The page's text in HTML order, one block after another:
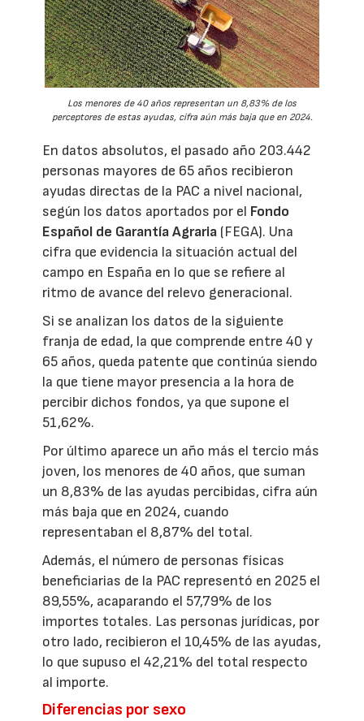
Los menores de 40 años representan un 8,83% de los
perceptores de estas ayudas, cifra aún más baja que en 2024.
En datos absolutos, el pasado año 203.442
personas mayores de 65 años recibieron
ayudas directas de la PAC a nivel nacional,
según los datos aportados por el Fondo
Español de Garantía Agraria (FEGA). Una
cifra que evidencia la situación actual del
campo en España en lo que se refiere al
ritmo de avance del relevo generacional.
Si se analizan los datos de la siguiente
franja de edad, la que comprende entre 40 y
65 años, queda patente que continúa siendo
la que tiene mayor presencia a la hora de
percibir dichos fondos, ya que supone el
51,62%.
Por último aparece un año más el tercio más
joven, los menores de 40 años, que suman
un 8,83% de las ayudas percibidas, cifra aún
más baja que en 2024, cuando
representaban el 8,87% del total.
Además, el número de personas físicas
beneficiarias de la PAC representó en 2025 el
89,55%, acaparando el 57,79% de los
importes totales. Las personas jurídicas, por
otro lado, recibieron el 10,45% de las ayudas,
lo que supuso el 42,21% del total respecto
al importe.
Diferencias por sexo